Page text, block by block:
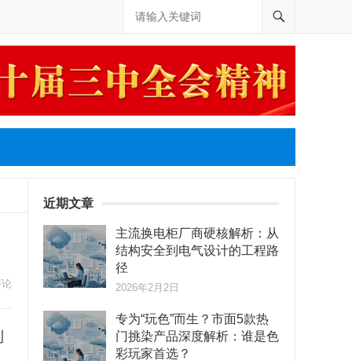
近期文章
主流换电柜厂商硬核解析：从
结构安全到电气设计的工程路
径
2026年2月2日
专为“玩色”而生？市面5款热
门挑染产品深度解析：谁是色
彩玩家首选？